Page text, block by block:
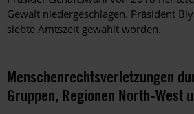
Gewalt niedergeschlagen. Präsident
siebte Amtszeit gewählt worden.
Menschenrechtsverletzungen
Gruppen, Regionen North-West